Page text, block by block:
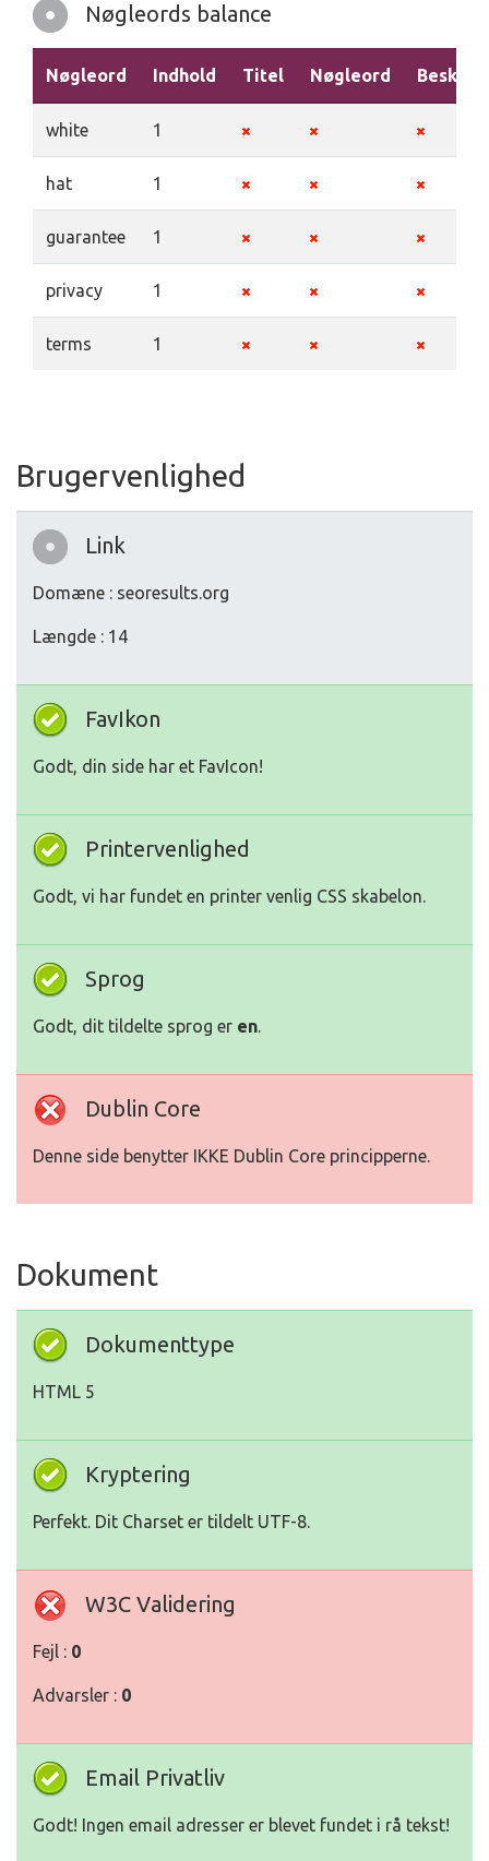
Nøgleords balance
Nøgleord Indhold Titel Nøgleord
white 1
hat 1
guarantee 1
privacy 1
terms 1
Brugervenlighed
Link
Domæne : seoresults.org
Længde : 14
FavIkon
Godt, din side har et FavIcon!
Printervenlighed
Godt, vi har fundet en printer venlig CSS skabelon.
Sprog
Godt, dit tildelte sprog er en.
Dublin Core
Denne side benytter IKKE Dublin Core principperne.
Dokument
Dokumenttype
HTML 5
Kryptering
Perfekt. Dit Charset er tildelt UTF-8.
W3C Validering
Fejl : 0
Advarsler : 0
Email Privatliv
Godt! Ingen email adresser er blevet fundet i rå tekst!